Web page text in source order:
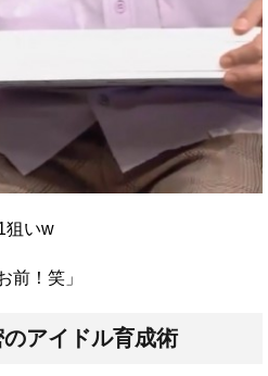
狙いw
前！笑」
アイドル育成術